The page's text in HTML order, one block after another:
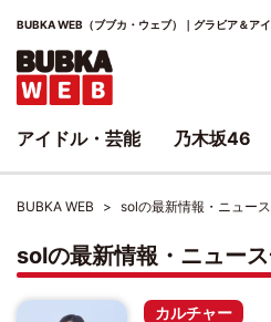
BUBKA WEB（ブブカ・ウェブ）｜グラビア＆ア
BUBKA WEB solの最新情報・ニュー
solの最新情報・ニュー
カルチャー
アイドル・芸能 乃木坂46